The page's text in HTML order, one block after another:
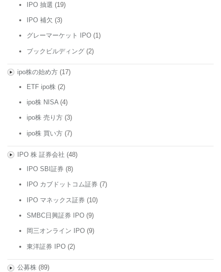
IPO 抽選 (19)
IPO 補欠 (3)
グレーマーケット IPO (1)
ブックビルディング (2)
ipo株の始め方(17)
ETF ipo株 (2)
ipo株 NISA(4)
ipo株 売り方 (3)
ipo株 買い方 (7)
IPO 株 証券会社 (48)
IPO SBI証券 (8)
IPO カブドットコム証券 (7)
IPO マネックス証券 (10)
SMBC日興証券 IPO (9)
岡三オンライン IPO (9)
東洋証券 IPO (2)
公募株(89)